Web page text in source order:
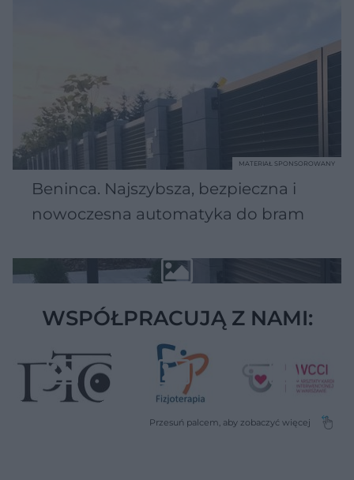
Beninca. Najszybsza, bezpieczna i
nowoczesna automatyka do bram
MATERIAŁ SPONSOROWANY
WSPÓŁPRACUJĄ Z NAMI: